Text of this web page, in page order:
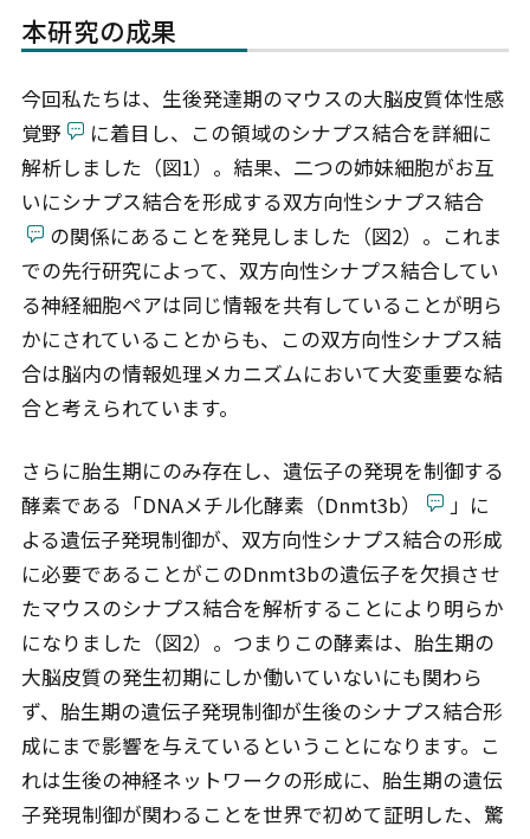
本研究の成果
今回私たちは、生後発達期のマウスの大脳皮質体性感
覚野
に着目し、この領域のシナプス結合を詳細に
解析しました（図1）。結果、二つの姉妹細胞がお互
いにシナプス結合を形成する双方向性シナプス結合
の関係にあることを発見しました（図2）。これま
での先行研究によって、双方向性シナプス結合してい
る神経細胞ペアは同じ情報を共有していることが明ら
かにされていることからも、この双方向性シナプス結
合は脳内の情報処理メカニズムにおいて大変重要な結
合と考えられています。
さらに胎生期にのみ存在し、遺伝子の発現を制御する
酵素である「DNAメチル化酵素（Dnmt3b）
」に
よる遺伝子発現制御が、双方向性シナプス結合の形成
に必要であることがこのDnmt3bの遺伝子を欠損させ
たマウスのシナプス結合を解析することにより明らか
になりました（図2）。つまりこの酵素は、胎生期の
大脳皮質の発生初期にしか働いていないにも関わら
ず、胎生期の遺伝子発現制御が生後のシナプス結合形
成にまで影響を与えているということになります。こ
れは生後の神経ネットワークの形成に、胎生期の遺伝
子発現制御が関わることを世界で初めて証明した、驚